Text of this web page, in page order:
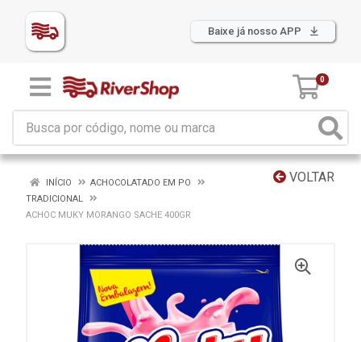
Baixe já nosso APP
0
VOLTAR
INÍCIO
ACHOCOLATADO EM PO
TRADICIONAL
ACHOC MUKY MORANGO SACHE 400GR